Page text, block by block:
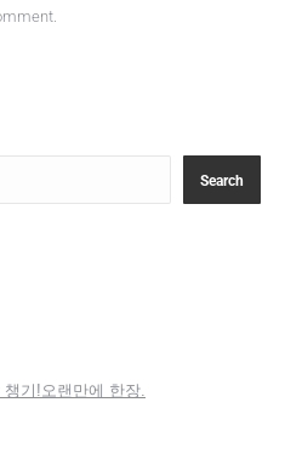
Search
기!오랜만에 한장.